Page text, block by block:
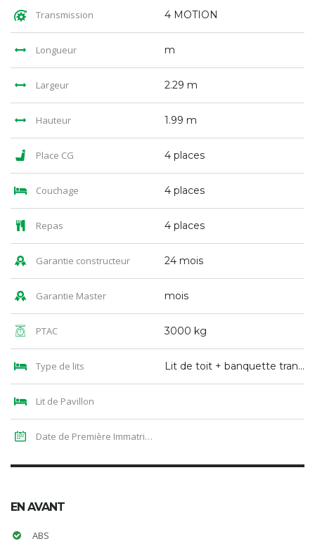
Transmission 4 MOTION
Longueur m
Largeur 2.29 m
Hauteur 1.99 m
Place CG 4 places
Couchage 4 places
Repas 4 places
Garantie constructeur 24 mois
Garantie Master mois
PTAC 3000 kg
Type de lits Lit de toit + banquette transformable
Lit de Pavillon
Date de Première Immatriculation
EN AVANT
ABS